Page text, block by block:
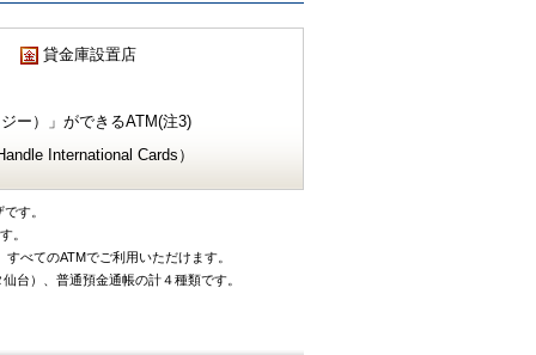
貸金庫設置店
ー）」ができるATM(注3)
International Cards）
す。
。
べてのATMでご利用いただけます。
台）、普通預金通帳の計４種類です。